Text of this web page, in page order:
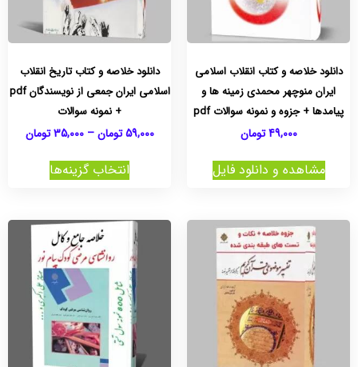
دانلود خلاصه و کتاب انقلاب اسلامی
ایران منوچهر محمدی زمینه ها و
پیامدها + جزوه و نمونه سوالات pdf
49,000 تومان
مشاهده و دانلود فایل
دانلود خلاصه و کتاب تاریخ انقلاب
اسلامی ایران جمعی از نویسندگان pdf
+ نمونه سوالات
59,000 تومان –
35,000 تومان
انتخاب گزینه‌ها